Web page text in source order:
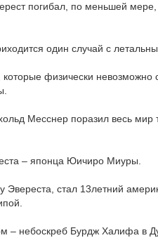
погибал, по меньшей
один случай с
физически
Месснер поразил весь мир
– японца Юичиро Миуры.
стал 13летний
– небоскреб Бурдж Халифа в